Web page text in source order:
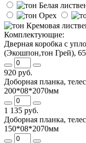
Комплектующие:
Дверная коробка с
(Экошпон,тон Грей),
920 руб.
Доборная планка,
200*08*2070мм
1 135 руб.
Доборная планка,
150*08*2070мм